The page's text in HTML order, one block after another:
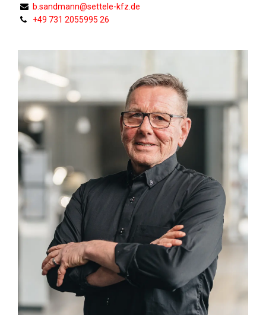
b.sandmann@settele-kfz.de
+49 731 2055995 26